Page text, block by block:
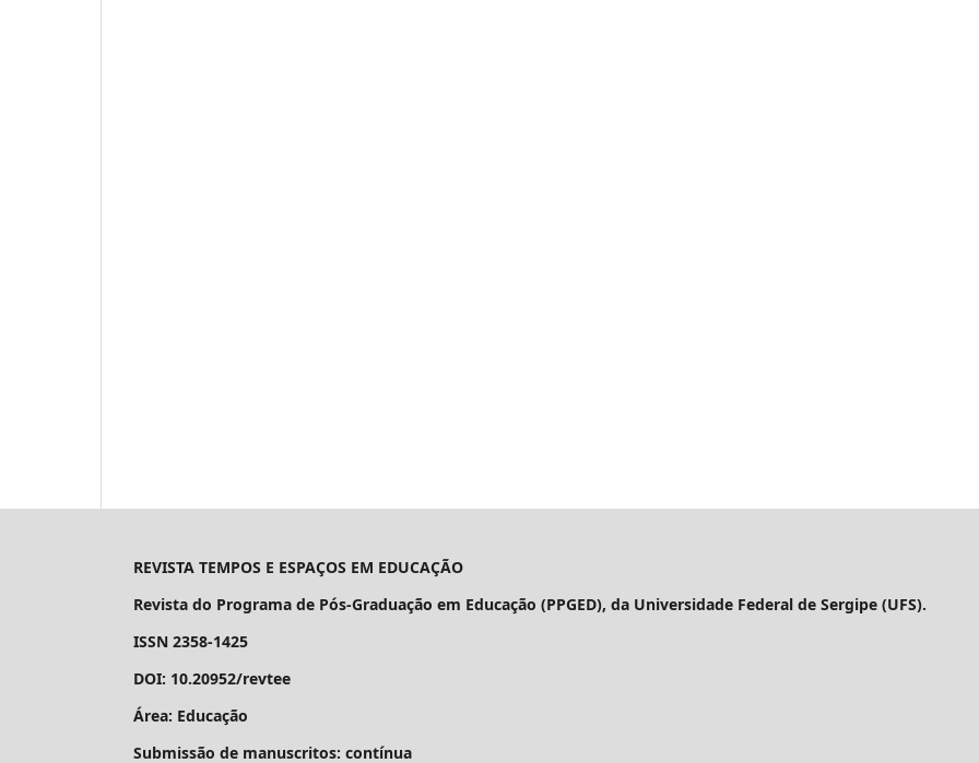
REVISTA TEMPOS E ESPAÇOS EM EDUCAÇÃO
Revista do Programa de Pós-Graduação em Educação (PPGED), da Universidade Federal de Sergipe (UFS).
ISSN 2358-1425
DOI: 10.20952/revtee
Área: Educação
Submissão de manuscritos: contínua